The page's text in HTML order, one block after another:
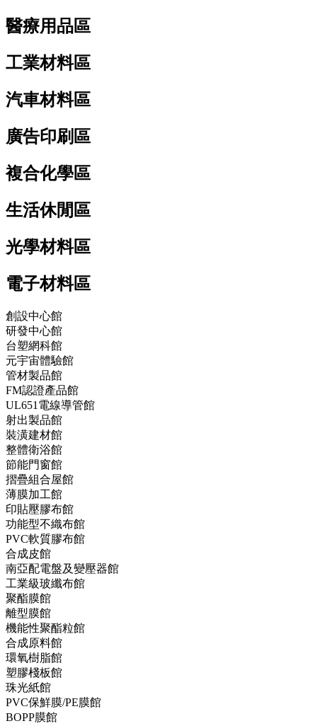
醫療用品區
工業材料區
汽車材料區
廣告印刷區
複合化學區
生活休閒區
光學材料區
電子材料區
創設中心館
研發中心館
台塑網科館
元宇宙體驗館
管材製品館
FM認證產品館
UL651電線導管館
射出製品館
裝潢建材館
整體衛浴館
節能門窗館
摺疊組合屋館
薄膜加工館
印貼壓膠布館
功能型不織布館
PVC軟質膠布館
合成皮館
南亞配電盤及變壓器館
工業級玻纖布館
聚酯膜館
離型膜館
機能性聚酯粒館
合成原料館
環氧樹脂館
塑膠棧板館
珠光紙館
PVC保鮮膜/PE膜館
BOPP膜館